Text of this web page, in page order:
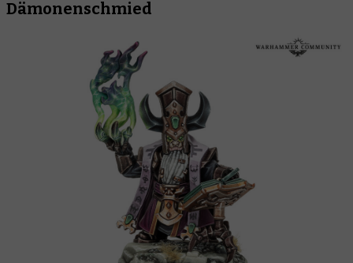
Dämonenschmied